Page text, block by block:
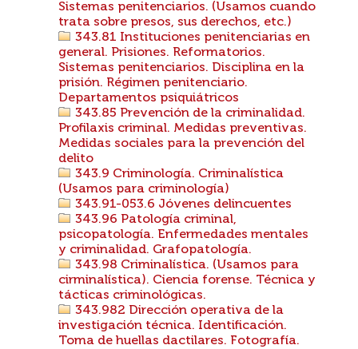
Sistemas penitenciarios. (Usamos cuando
trata sobre presos, sus derechos, etc.)
343.81 Instituciones penitenciarias en
general. Prisiones. Reformatorios.
Sistemas penitenciarios. Disciplina en la
prisión. Régimen penitenciario.
Departamentos psiquiátricos
343.85 Prevención de la criminalidad.
Profilaxis criminal. Medidas preventivas.
Medidas sociales para la prevención del
delito
343.9 Criminología. Criminalística
(Usamos para criminología)
343.91-053.6 Jóvenes delincuentes
343.96 Patología criminal,
psicopatología. Enfermedades mentales
y criminalidad. Grafopatología.
343.98 Criminalística. (Usamos para
cirminalística). Ciencia forense. Técnica y
tácticas criminológicas.
343.982 Dirección operativa de la
investigación técnica. Identificación.
Toma de huellas dactilares. Fotografía.